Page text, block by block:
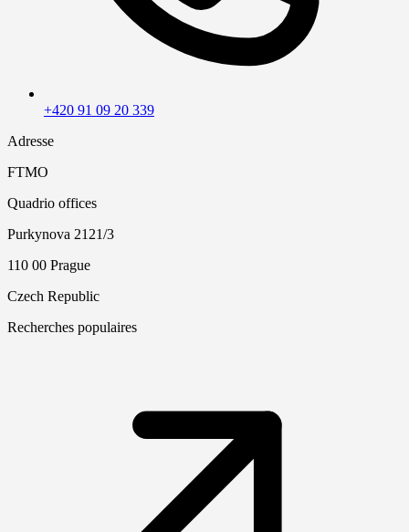
+420 91 09 20 339
Adresse
FTMO
Quadrio offices
Purkynova 2121/3
110 00 Prague
Czech Republic
Recherches populaires